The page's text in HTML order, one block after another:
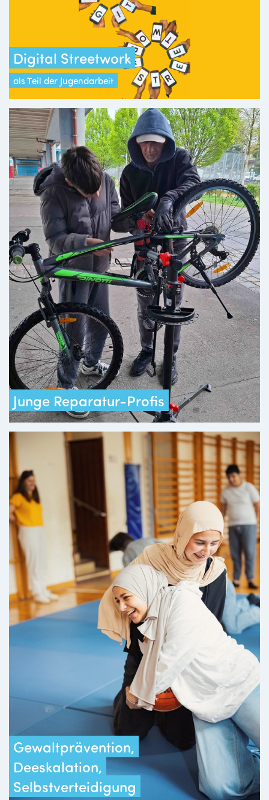
Digital Streetwork
als Teil der Jugendarbeit
Junge Reparatur-Profis
Gewaltprävention,
Deeskalation,
Selbstverteidigung